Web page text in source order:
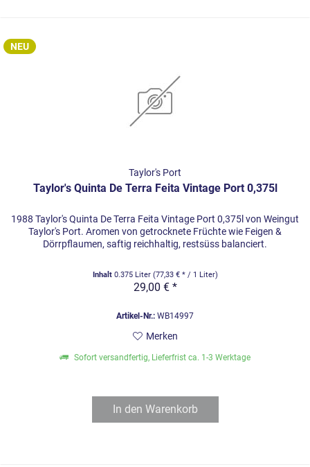
NEU
Taylor's Port
Taylor's Quinta De Terra Feita Vintage Port 0,375l
1988 Taylor's Quinta De Terra Feita Vintage Port 0,375l von Weingut
Taylor's Port. Aromen von getrocknete Früchte wie Feigen &
Dörrpflaumen, saftig reichhaltig, restsüss balanciert.
Inhalt 0.375 Liter (77,33 € * / 1 Liter)
29,00 € *
Artikel-Nr.: WB14997
Merken
Sofort versandfertig, Lieferfrist ca. 1-3 Werktage
In den Warenkorb